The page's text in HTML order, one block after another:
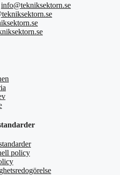
info@tekniksektorn.se
policy